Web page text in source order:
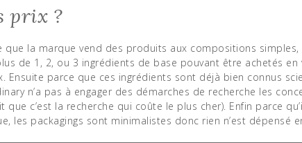
prix ?
que la marque vend des produits aux compositions
de 1, 2, ou 3 ingrédients de base pouvant être achetés en
Ensuite parce que ces ingrédients sont déjà bien connus
n’a pas à engager des démarches de recherche les
que c’est la recherche qui coûte le plus cher). Enfin parce
les packagings sont minimalistes donc rien n’est dépensé